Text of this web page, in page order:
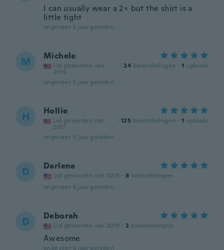
I can usually wear a 2× but the shirt is a
little tight
ongeveer 5 jaar geleden
M Michele
Lid geworden van
2019
· 24 beoordelingen · 1 uploads
ongeveer 5 jaar geleden
H Hollie
Lid geworden van
2017
· 125 beoordelingen · 1 uploads
ongeveer 5 jaar geleden
D Darlene
Lid geworden van 2018 · 8 beoordelingen
ongeveer 6 jaar geleden
D Deborah
Lid geworden van 2019 · 2 beoordelingen
Awesome
ongeveer 6 jaar geleden